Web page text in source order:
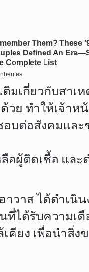
มเกี่ยวกับสาเ
วย ทำให้เจ้าห
อบต่อสังคมแล
อผู้ติดเชื้อ และ
าวาส ได้ดำเนิ
ที่ได้รับความเดื
ยง เพื่อนำสิ่ง